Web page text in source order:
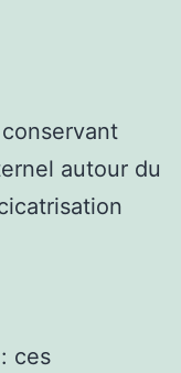
autour du
ces